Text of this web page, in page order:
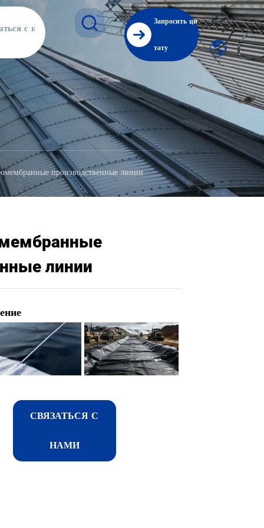
с нами Запросить ци
тату
производственные линии
линии
СВЯЗАТЬСЯ С
НАМИ